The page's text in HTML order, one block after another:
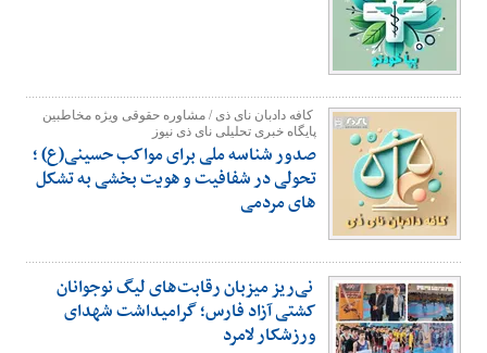
كافه دادبان ناى ذى / مشاوره حقوقى ویژه مخاطبين
پایگاه خبرى تحليلى ناى ذى نيوز
صدور شناسه ملی برای مواکب حسینی(ع) ؛
تحولی در شفافیت و هویت بخشی به تشکل
های مردمی
نی‌ریز میزبان رقابت‌های لیگ نوجوانان
کشتی آزاد فارس؛ گرامیداشت شهدای
ورزشکار لامرد